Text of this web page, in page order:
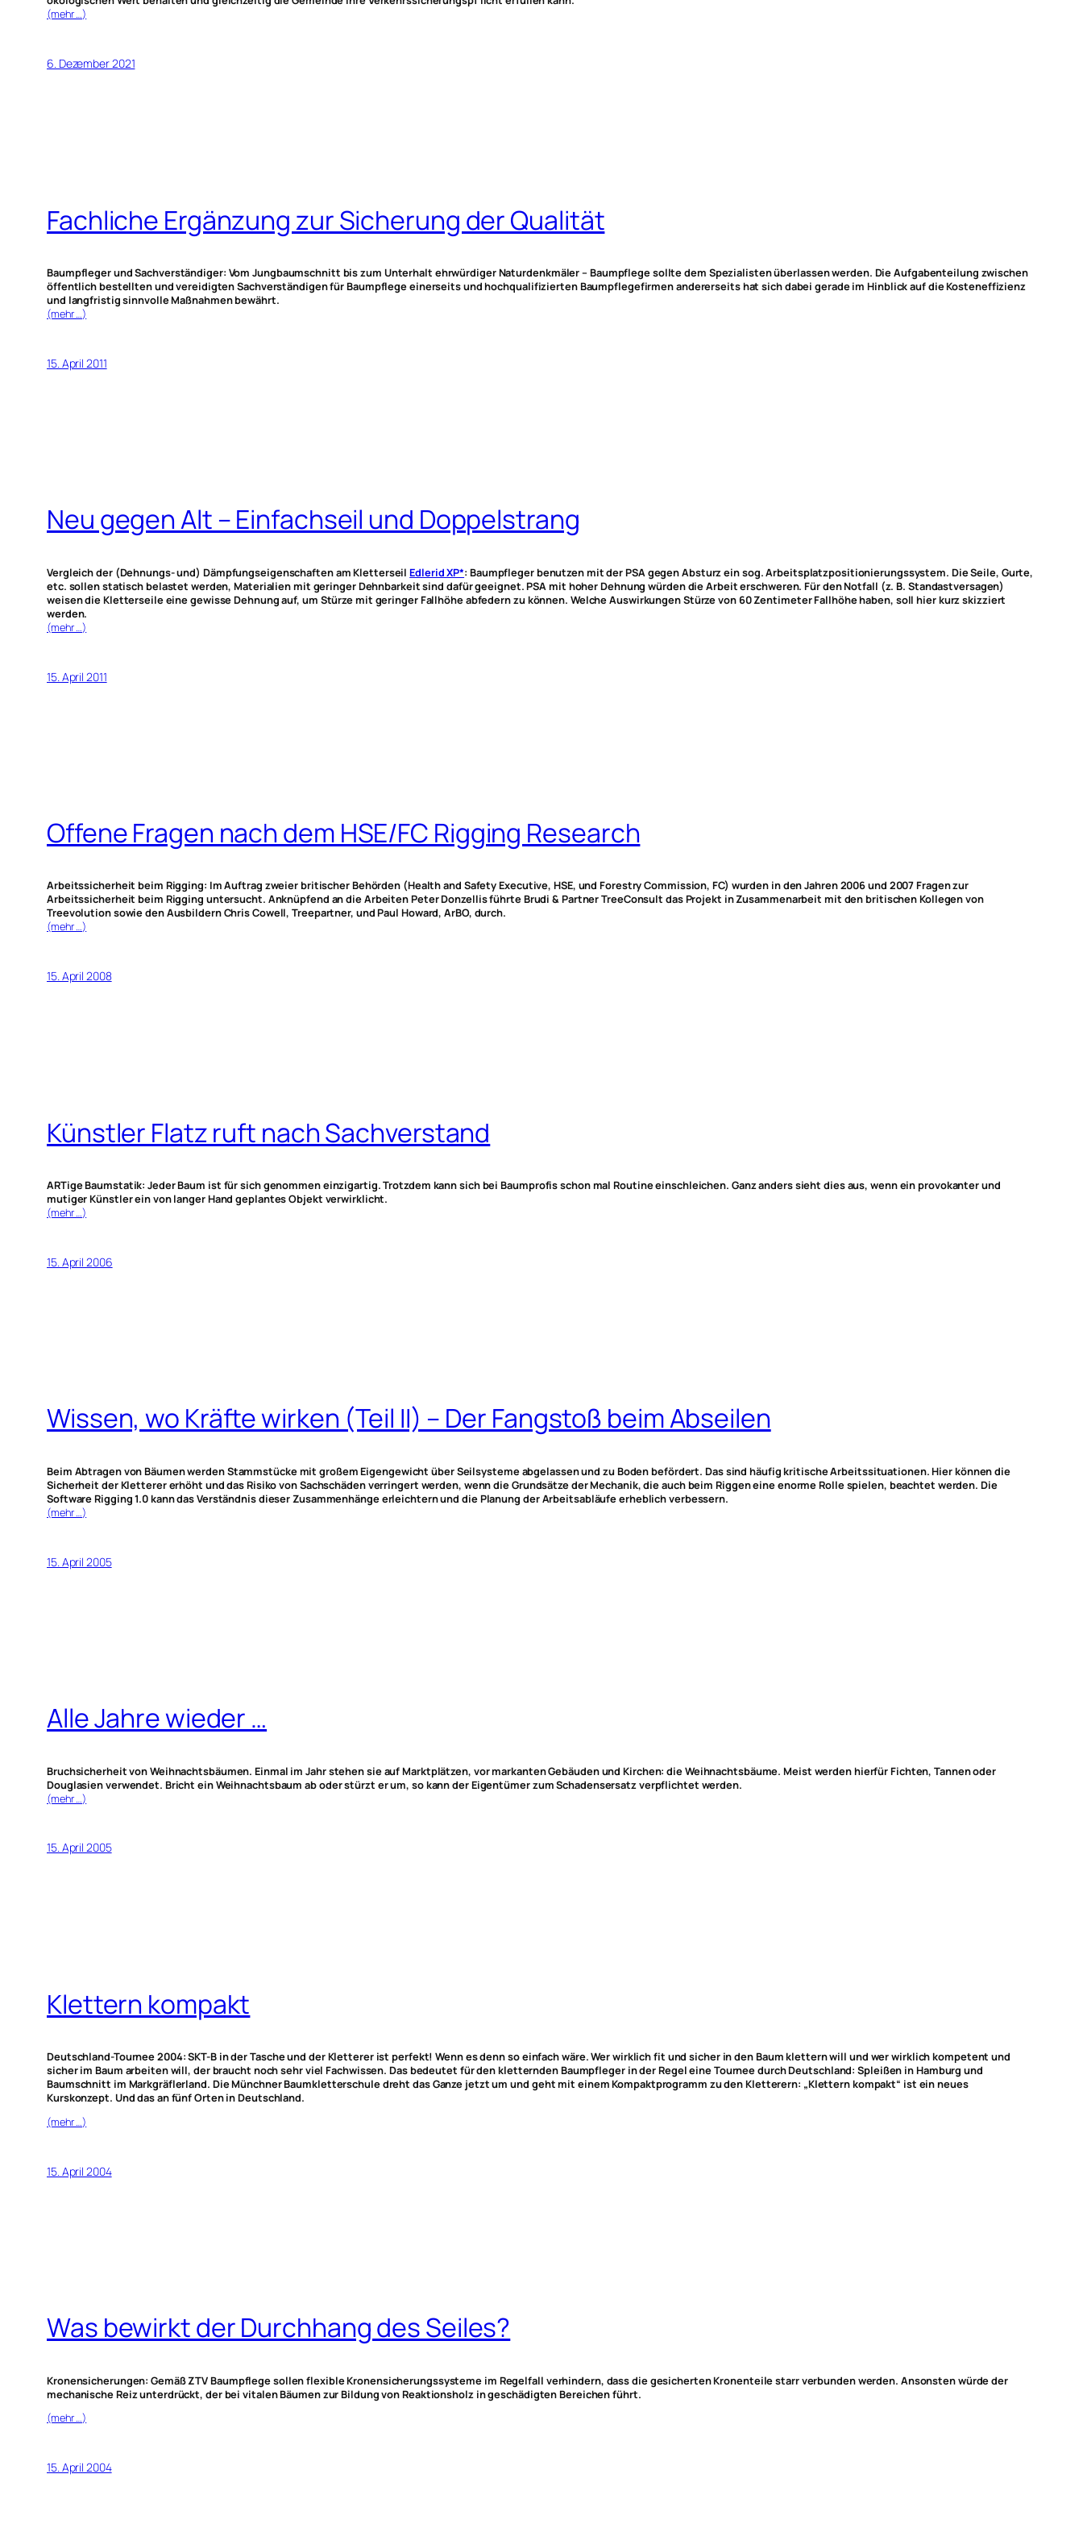
(mehr …)
6. Dezember 2021
Fachliche Ergänzung zur Sicherung der Qualität
Baumpfleger und Sachverständiger: Vom Jungbaumschnitt bis zum Unterhalt ehrwürdiger Naturdenkmäler – Baumpflege sollte dem Spezialisten überlassen werden. Die Aufgabenteilung zwischen
öffentlich bestellten und vereidigten Sachverständigen für Baumpflege einerseits und hochqualifizierten Baumpflegefirmen andererseits hat sich dabei gerade im Hinblick auf die Kosteneffizienz
und langfristig sinnvolle Maßnahmen bewährt.
(mehr …)
15. April 2011
Neu gegen Alt – Einfachseil und Doppelstrang
Vergleich der (Dehnungs- und) Dämpfungseigenschaften am KletterseilEdlerid XP*: Baumpfleger benutzen mit der PSA gegen Absturz ein sog. Arbeitsplatzpositionierungssystem. Die Seile, Gurte,
etc. sollen statisch belastet werden, Materialien mit geringer Dehnbarkeit sind dafür geeignet. PSA mit hoher Dehnung würden die Arbeit erschweren. Für den Notfall (z. B. Standastversagen)
weisen die Kletterseile eine gewisse Dehnung auf, um Stürze mit geringer Fallhöhe abfedern zu können. Welche Auswirkungen Stürze von 60 Zentimeter Fallhöhe haben, soll hier kurz skizziert
werden.
(mehr …)
15. April 2011
Offene Fragen nach dem HSE/FC Rigging Research
Arbeitssicherheit beim Rigging: Im Auftrag zweier britischer Behörden (Health and Safety Executive, HSE, und Forestry Commission, FC) wurden in den Jahren 2006 und 2007 Fragen zur
Arbeitssicherheit beim Rigging untersucht. Anknüpfend an die Arbeiten Peter Donzellis führte Brudi & Partner TreeConsult das Projekt in Zusammenarbeit mit den britischen Kollegen von
Treevolution sowie den Ausbildern Chris Cowell, Treepartner, und Paul Howard, ArBO, durch.
(mehr …)
15. April 2008
Künstler Flatz ruft nach Sachverstand
ARTige Baumstatik: Jeder Baum ist für sich genommen einzigartig. Trotzdem kann sich bei Baumprofis schon mal Routine einschleichen. Ganz anders sieht dies aus, wenn ein provokanter und
mutiger Künstler ein von langer Hand geplantes Objekt verwirklicht.
(mehr …)
15. April 2006
Wissen, wo Kräfte wirken (Teil II) – Der Fangstoß beim Abseilen
Beim Abtragen von Bäumen werden Stammstücke mit großem Eigengewicht über Seilsysteme abgelassen und zu Boden befördert. Das sind häufig kritische Arbeitssituationen. Hier können die
Sicherheit der Kletterer erhöht und das Risiko von Sachschäden verringert werden, wenn die Grundsätze der Mechanik, die auch beim Riggen eine enorme Rolle spielen, beachtet werden. Die
Software Rigging 1.0 kann das Verständnis dieser Zusammenhänge erleichtern und die Planung der Arbeitsabläufe erheblich verbessern.
(mehr …)
15. April 2005
Alle Jahre wieder …
Bruchsicherheit von Weihnachtsbäumen. Einmal im Jahr stehen sie auf Marktplätzen, vor markanten Gebäuden und Kirchen: die Weihnachtsbäume. Meist werden hierfür Fichten, Tannen oder
Douglasien verwendet. Bricht ein Weihnachtsbaum ab oder stürzt er um, so kann der Eigentümer zum Schadensersatz verpflichtet werden.
(mehr …)
15. April 2005
Klettern kompakt
Deutschland-Tournee 2004: SKT-B in der Tasche und der Kletterer ist perfekt! Wenn es denn so einfach wäre. Wer wirklich fit und sicher in den Baum klettern will und wer wirklich kompetent und
sicher im Baum arbeiten will, der braucht noch sehr viel Fachwissen. Das bedeutet für den kletternden Baumpfleger in der Regel eine Tournee durch Deutschland: Spleißen in Hamburg und
Baumschnitt im Markgräflerland. Die Münchner Baumkletterschule dreht das Ganze jetzt um und geht mit einem Kompaktprogramm zu den Kletterern: „Klettern kompakt“ ist ein neues
Kurskonzept. Und das an fünf Orten in Deutschland.
(mehr …)
15. April 2004
Was bewirkt der Durchhang des Seiles?
Kronensicherungen: Gemäß ZTV Baumpflege sollen flexible Kronensicherungssysteme im Regelfall verhindern, dass die gesicherten Kronenteile starr verbunden werden. Ansonsten würde der
mechanische Reiz unterdrückt, der bei vitalen Bäumen zur Bildung von Reaktionsholz in geschädigten Bereichen führt.
(mehr …)
15. April 2004